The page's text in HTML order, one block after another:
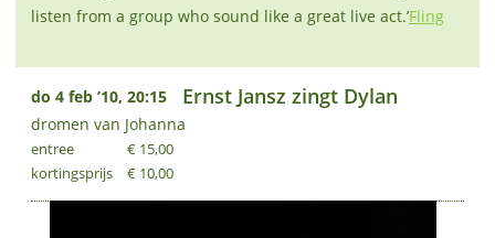
listen from a group who sound like a great live act.’Fling
do 4 feb ’10, 20:15 Ernst Jansz zingt Dylan
dromen van Johanna
entree
kortingsprijs
€ 15,00
€ 10,00